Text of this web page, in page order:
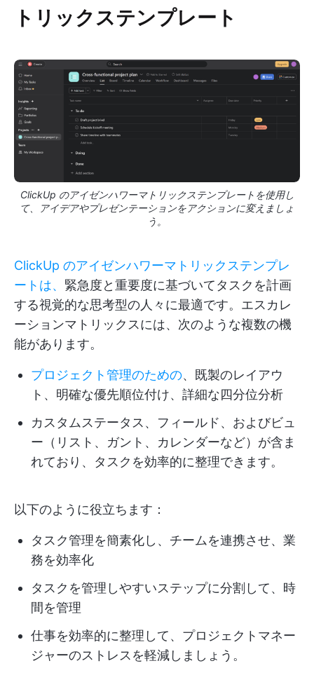
トリックステンプレート
ClickUp のアイゼンハワーマトリックステンプレートを使用し
て、アイデアやプレゼンテーションをアクションに変えましょ
う。
ClickUp のアイゼンハワーマトリックステンプレ
ートは、 緊急度と重要度に基づいてタスクを計画
する視覚的な思考型の人々に最適です。エスカレ
ーションマトリックスには、次のような複数の機
能があります。
プロジェクト管理のための、既製のレイアウ
ト、明確な優先順位付け、詳細な四分位分析
カスタムステータス、フィールド、およびビュ
ー（リスト、ガント、カレンダーなど）が含ま
れており、タスクを効率的に整理できます。
以下のように役立ちます：
タスク管理を簡素化し、チームを連携させ、業
務を効率化
タスクを管理しやすいステップに分割して、時
間を管理
仕事を効率的に整理して、プロジェクトマネー
ジャーのストレスを軽減しましょう。